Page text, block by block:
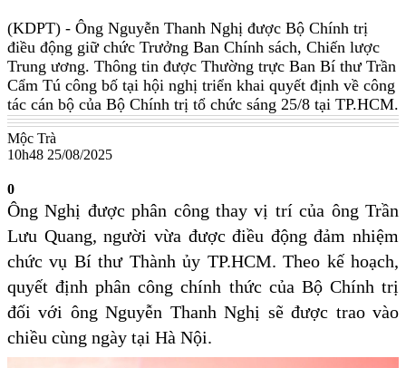
(KDPT) - Ông Nguyễn Thanh Nghị được Bộ Chính trị
điều động giữ chức Trưởng Ban Chính sách, Chiến lược
Trung ương. Thông tin được Thường trực Ban Bí thư Trần
Cẩm Tú công bố tại hội nghị triển khai quyết định về công
tác cán bộ của Bộ Chính trị tổ chức sáng 25/8 tại TP.HCM.
Mộc Trà
10h48 25/08/2025
0
Ông Nghị được phân công thay vị trí của ông Trần
Lưu Quang, người vừa được điều động đảm nhiệm
chức vụ Bí thư Thành ủy TP.HCM. Theo kế hoạch,
quyết định phân công chính thức của Bộ Chính trị
đối với ông Nguyễn Thanh Nghị sẽ được trao vào
chiều cùng ngày tại Hà Nội.